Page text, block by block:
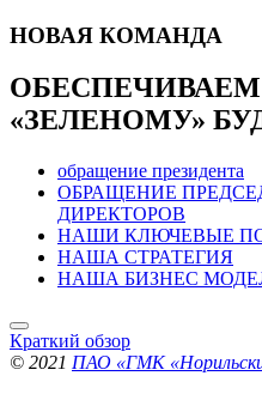
НОВАЯ КОМАНДА
«ЗЕЛЕНОМУ»
обращение президента
ОБРАЩЕНИЕ
ДИРЕКТОРОВ
НАШИ КЛЮЧЕВЫЕ
НАША СТРАТЕГИЯ
НАША БИЗНЕС
Краткий обзор
© 2021 ПАО «ГМК